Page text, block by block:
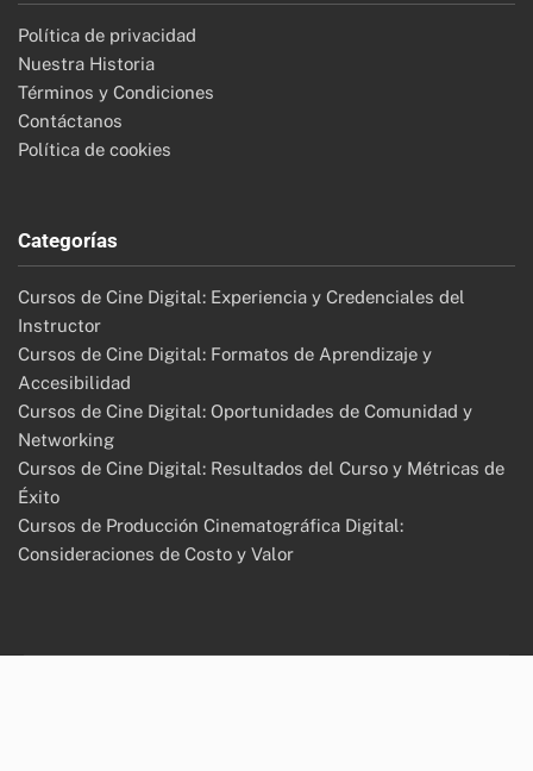
Política de privacidad
Nuestra Historia
Términos y Condiciones
Contáctanos
Política de cookies
Categorías
Cursos de Cine Digital: Experiencia y Credenciales del
Instructor
Cursos de Cine Digital: Formatos de Aprendizaje y
Accesibilidad
Cursos de Cine Digital: Oportunidades de Comunidad y
Networking
Cursos de Cine Digital: Resultados del Curso y Métricas de
Éxito
Cursos de Producción Cinematográfica Digital:
Consideraciones de Costo y Valor